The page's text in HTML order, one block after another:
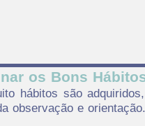
os Bons
hábitos são
observação e